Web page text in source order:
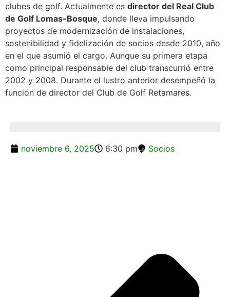
clubes de golf. Actualmente es director del Real Club
de Golf Lomas-Bosque, donde lleva impulsando
proyectos de modernización de instalaciones,
sostenibilidad y fidelización de socios desde 2010, año
en el que asumió el cargo. Aunque su primera etapa
como principal responsable del club transcurrió entre
2002 y 2008. Durante el lustro anterior desempeñó la
función de director del Club de Golf Retamares.
noviembre 6, 2025 6:30 pm Socios